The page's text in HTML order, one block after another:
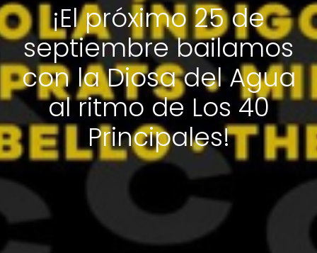
¡El próximo 25 de
septiembre bailamos
con la Diosa del Agua
al ritmo de Los 40
Principales!